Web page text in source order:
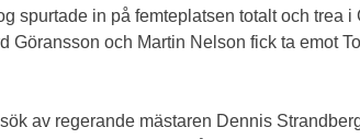
spurtade in på femteplatsen totalt och trea
Göransson och Martin Nelson fick ta emot
av regerande mästaren Dennis